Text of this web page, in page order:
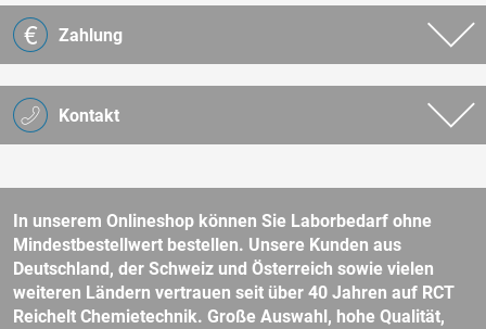
Kontakt
Zahlung
In unserem Onlineshop können Sie Laborbedarf ohne
Mindestbestellwert bestellen. Unsere Kunden aus
Deutschland, der Schweiz und Österreich sowie vielen
weiteren Ländern vertrauen seit über 40 Jahren auf RCT
Reichelt Chemietechnik. Große Auswahl, hohe Qualität,